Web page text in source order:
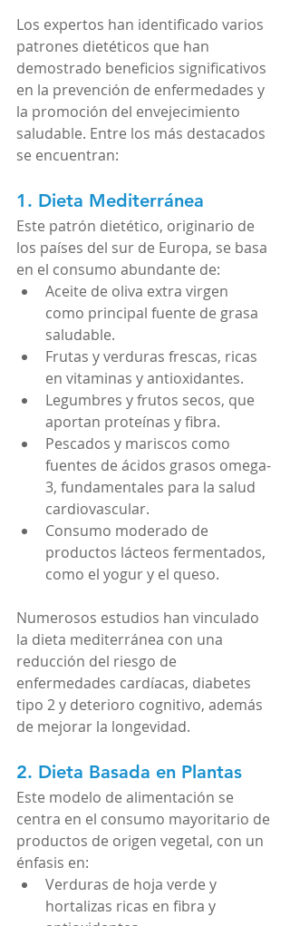
Los expertos han identificado varios
patrones dietéticos que han
demostrado beneficios significativos
en la prevención de enfermedades y
la promoción del envejecimiento
saludable. Entre los más destacados
se encuentran:
1. Dieta Mediterránea
Este patrón dietético, originario de
los países del sur de Europa, se basa
en el consumo abundante de:
Aceite de oliva extra virgen
como principal fuente de grasa
saludable.
Frutas y verduras frescas, ricas
en vitaminas y antioxidantes.
Legumbres y frutos secos, que
aportan proteínas y fibra.
Pescados y mariscos como
fuentes de ácidos grasos omega-
3, fundamentales para la salud
cardiovascular.
Consumo moderado de
productos lácteos fermentados,
como el yogur y el queso.
Numerosos estudios han vinculado
la dieta mediterránea con una
reducción del riesgo de
enfermedades cardíacas, diabetes
tipo 2 y deterioro cognitivo, además
de mejorar la longevidad.
2. Dieta Basada en Plantas
Este modelo de alimentación se
centra en el consumo mayoritario de
productos de origen vegetal, con un
énfasis en:
Verduras de hoja verde y
hortalizas ricas en fibra y